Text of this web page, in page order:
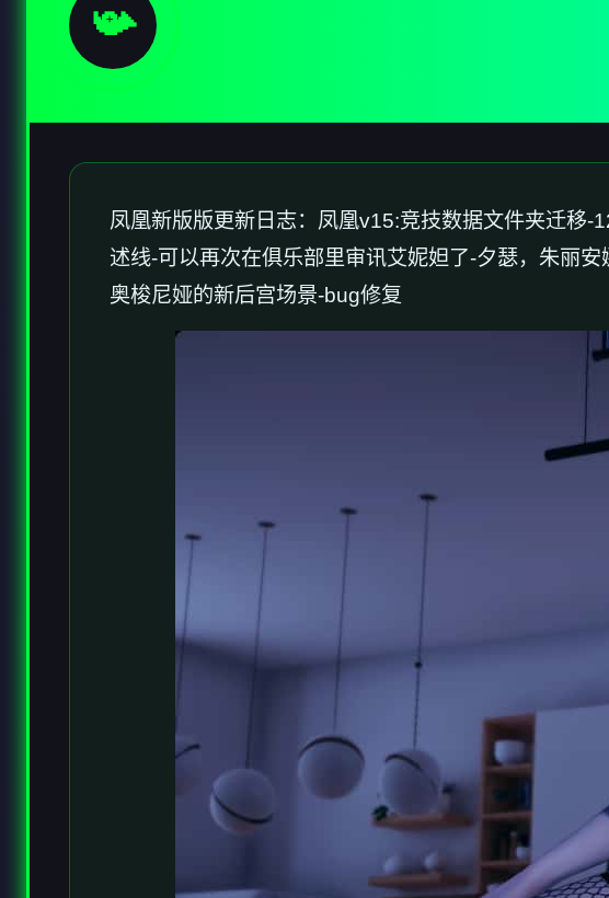
📯
凤凰新版版更新日志：凤凰v15:竞技数据文件夹迁移
述线-可以再次在俱乐部里审讯艾妮妲了-夕瑟，朱丽
奥梭尼娅的新后宫场景-bug修复